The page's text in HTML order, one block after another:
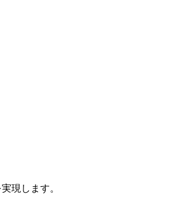
現します。